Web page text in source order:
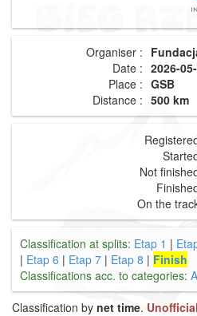
Organiser :
Date : 2026-
Place : GSB
Distance : 500 km
Not
On the
Classification at splits: Etap 1 |
| Etap 6 | Etap 7 | Etap 8 | Finish
Classifications acc. to categories:
Classification by net time.